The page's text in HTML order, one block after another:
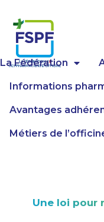
La Fédération
Informations
Avantages
Métiers de
Une loi pour